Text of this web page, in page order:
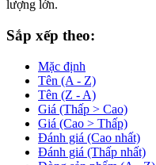
lượng lớn.
Sắp xếp theo:
Mặc định
Tên (A - Z)
Tên (Z - A)
Giá (Thấp > Cao)
Giá (Cao > Thấp)
Đánh giá (Cao nhất)
Đánh giá (Thấp nhất)